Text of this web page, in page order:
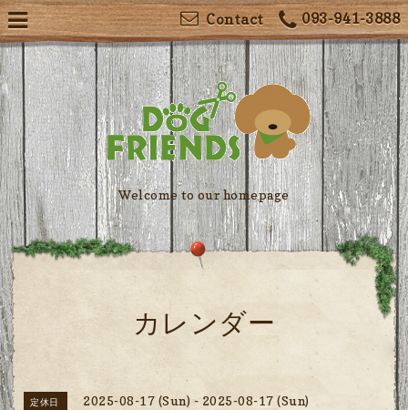
093-941-3888
Contact
Welcome to our homepage
カレンダー
定休日 2025-08-17 (Sun) - 2025-08-17 (Sun)